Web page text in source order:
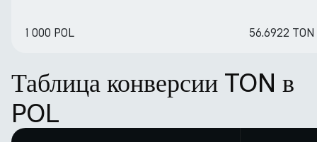
1 000 POL 56.6922 TON
Таблица конверсии TON в
POL